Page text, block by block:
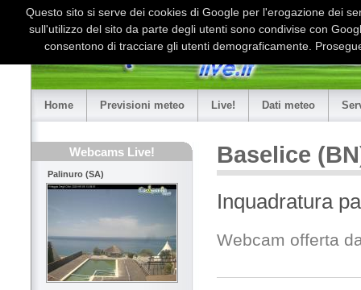
Home Previsioni meteo Live! Dati meteo
Webcams Live!
Palinuro (SA)
Baselice
Inquadratura
Webcam offerta
Questo sito si serve dei cookies di Google per l'erogazione dei
sull'utilizzo del sito da parte degli utenti sono condivise con
consentono di tracciare gli utenti demograficamente.